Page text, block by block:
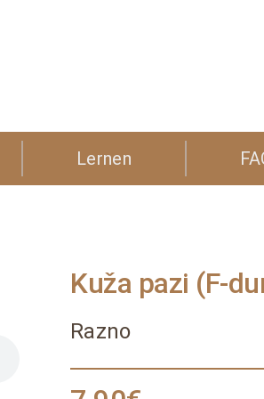
Lernen
Kuža pazi (F-
Razno